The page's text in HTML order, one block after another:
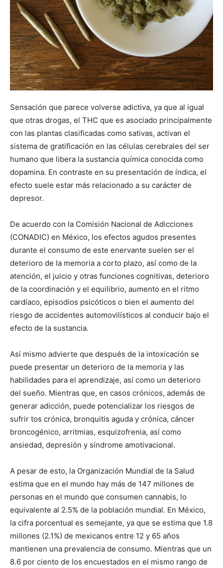
Sensación que parece volverse adictiva, ya que al igual
que otras drogas, el THC que es asociado principalmente
con las plantas clasificadas como sativas, activan el
sistema de gratificación en las células cerebrales del ser
humano que libera la sustancia química conocida como
dopamina. En contraste en su presentación de índica, el
efecto suele estar más relacionado a su carácter de
depresor.
De acuerdo con la Comisión Nacional de Adicciones
(CONADIC) en México, los efectos agudos presentes
durante el consumo de este enervante suelen ser el
deterioro de la memoria a corto plazo, así como de la
atención, el juicio y otras funciones cognitivas, deterioro
de la coordinación y el equilibrio, aumento en el ritmo
cardíaco, episodios psicóticos o bien el aumento del
riesgo de accidentes automovilísticos al conducir bajo el
efecto de la sustancia.
Así mismo advierte que después de la intoxicación se
puede presentar un deterioro de la memoria y las
habilidades para el aprendizaje, así como un deterioro
del sueño. Mientras que, en casos crónicos, además de
generar adicción, puede potencializar los riesgos de
sufrir tos crónica, bronquitis aguda y crónica, cáncer
broncogénico, arritmias, esquizofrenia, así como
ansiedad, depresión y síndrome amotivacional.
A pesar de esto, la Organización Mundial de la Salud
estima que en el mundo hay más de 147 millones de
personas en el mundo que consumen cannabis, lo
equivalente al 2.5% de la población mundial. En México,
la cifra porcentual es semejante, ya que se estima que 1.8
millones (2.1%) de mexicanos entre 12 y 65 años
mantienen una prevalencia de consumo. Mientras que un
8.6 por ciento de los encuestados en el mismo rango de